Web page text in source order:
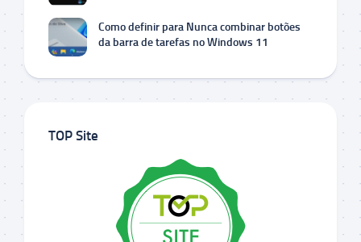
Como definir para Nunca combinar botões
da barra de tarefas no Windows 11
TOP Site